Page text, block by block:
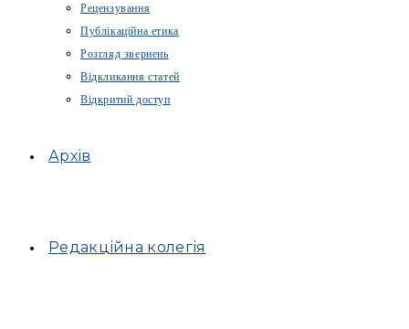
Рецензування
Публікаційна етика
Розгляд звернень
Відкликання статей
Відкритий доступ
Архів
Редакційна колегія